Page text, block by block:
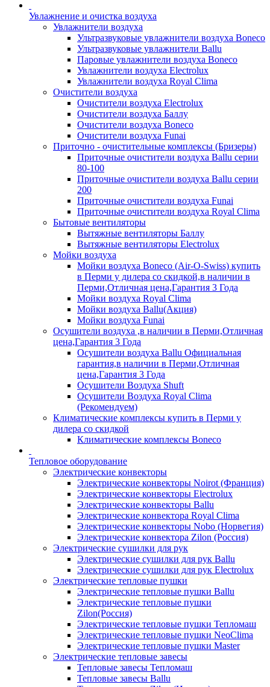
Увлажнение и очистка воздуха
Увлажнители воздуха
Ультразвуковые увлажнители воздуха Boneco
Ультразвуковые увлажнители Ballu
Паровые увлажнители воздуха Boneco
Увлажнители воздуха Electrolux
Увлажнители воздуха Royal Clima
Очистители воздуха
Очистители воздуха Electrolux
Очистители воздуха Баллу
Очистители воздуха Boneco
Очистители воздуха Funai
Приточно - очистительные комплексы (Бризеры)
Приточные очистители воздуха Ballu серии
80-100
Приточные очистители воздуха Ballu серии
200
Приточные очистители воздуха Funai
Приточные очистители воздуха Royal Clima
Бытовые вентиляторы
Вытяжные вентиляторы Баллу
Вытяжные вентиляторы Electrolux
Мойки воздуха
Мойки воздуха Boneco (Air-O-Swiss) купить
в Перми у дилера со скидкой,в наличии в
Перми,Отличная цена,Гарантия 3 Года
Мойки воздуха Royal Clima
Мойки воздуха Ballu(Акция)
Мойки воздуха Funai
Осушители воздуха ,в наличии в Перми,Отличная
цена,Гарантия 3 Года
Осушители воздуха Ballu Официальная
гарантия,в наличии в Перми,Отличная
цена,Гарантия 3 Года
Осушители Воздуха Shuft
Осушители Воздуха Royal Clima
(Рекомендуем)
Климатические комплексы купить в Перми у
дилера со скидкой
Климатические комплексы Boneсo
Тепловое оборудование
Электрические конвекторы
Электрические конвекторы Noirot (Франция)
Электрические конвекторы Electrolux
Электрические конвекторы Ballu
Электрические конвектора Royal Clima
Электрические конвекторы Nobo (Норвегия)
Электрические конвектора Zilon (Россия)
Электрические сушилки для рук
Электрические сушилки для рук Ballu
Электрические сушилки для рук Electrolux
Электрические тепловые пушки
Электрические тепловые пушки Ballu
Электрические тепловые пушки
Zilon(Россия)
Электрические тепловые пушки Тепломаш
Электрические тепловые пушки NeoClima
Электрические тепловые пушки Master
Электрические тепловые завесы
Тепловые завесы Тепломаш
Тепловые завесы Ballu